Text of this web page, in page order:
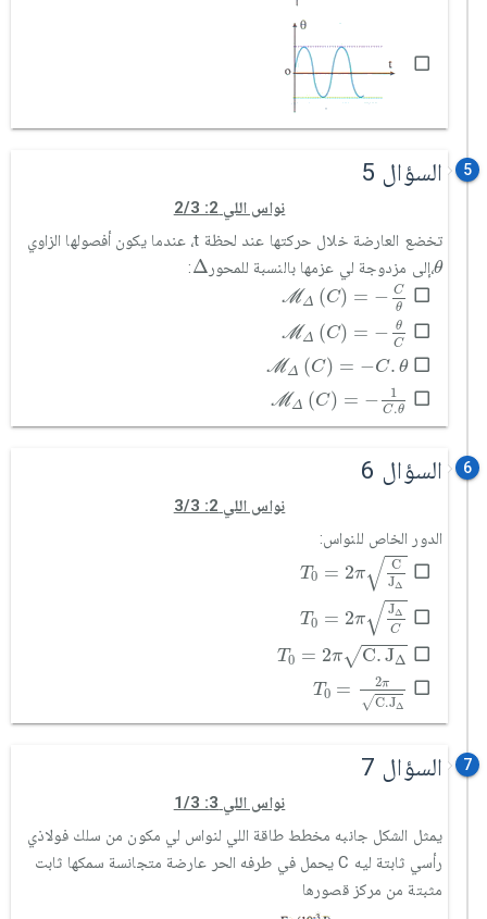
5 السؤال 5
نواس اللي 2: 2/3
تخضع العارضة خلال حركتها عند لحظة t، عندما يكون أفصولها الزاوي
θ
θ،إلى مزدوجة لي عزمها بالنسبة للمحور Δ
∆
:
MΔ (C) = − C
θ
MΔ C= -C
MΔ (C) = − θ
C
Δ C= θ
MΔ (C) = −C. θ
MΔ C=-C
MΔ (C) = − 1
C.θ
Δ C 1
6 السؤال 6
نواس اللي 2: 3/3
الدور الخاص للنواس:
T0 = 2π√ C
JΔ
=2 π J Δ
T0 = 2π√ JΔ
C
Δ C
T0 = 2π√C.JΔ
T0 π JΔ
T0 = 2π
√C.JΔ
C.J
7 السؤال 7
نواس اللي 3: 1/3
يمثل الشكل جانبه مخطط طاقة اللي لنواس لي مكون من سلك فولاذي
رأسي ثابتة ليه C يحمل في طرفه الحر عارضة متجانسة سمكها ثابت
مثبتة من مركز قصورها